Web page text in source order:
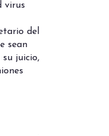
virus
del
sean
juicio,